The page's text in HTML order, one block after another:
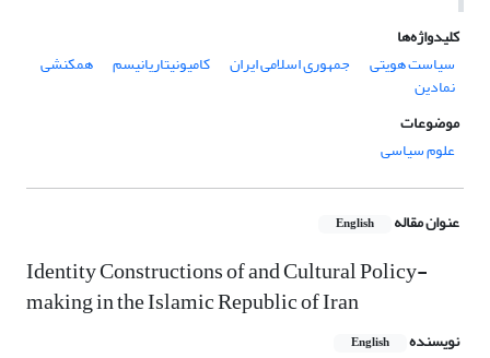
کلیدواژه‌ها
سیاست هویتی
جمهوری اسلامی ایران کامیونیتاریانیسم همکنشی
نمادین
موضوعات
علوم سیاسی
عنوان مقاله English
Identity Constructions of and Cultural Policy-
making in the Islamic Republic of Iran
نویسنده English